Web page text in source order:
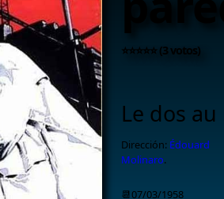
⭐⭐⭐⭐⭐ (3 votos)
Le dos
Dirección: Édouard
Molinaro.
📆07/03/1958